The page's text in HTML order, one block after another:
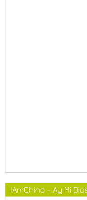
IAmChino - Ay Mi